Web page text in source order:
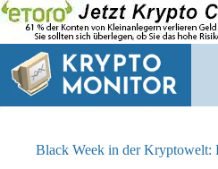
Zum
Inhalt
springen
Black Week in der Kryptowelt: